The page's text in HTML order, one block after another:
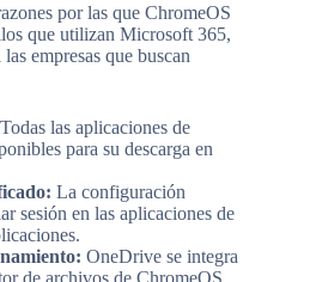
por las que ChromeOS
que utilizan Microsoft 365,
empresas que buscan
Todas las aplicaciones de
para su descarga en
La configuración
sesión en las aplicaciones de
OneDrive se integra
de archivos de ChromeOS.